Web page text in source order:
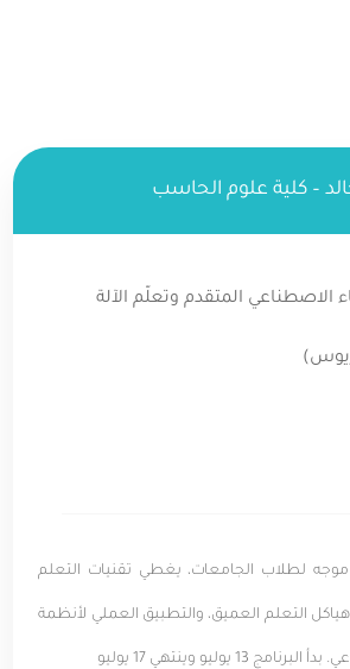
– كلية علوم الحاسب
الاصطناعي المتقدم وتعلّم الآلة
موجه لطلاب الجامعات، يغطي تقنيات التعلم
وهياكل التعلم العميق، والتطبيق العملي لأنظمة
13 يوليو وينتهي 17 يوليو